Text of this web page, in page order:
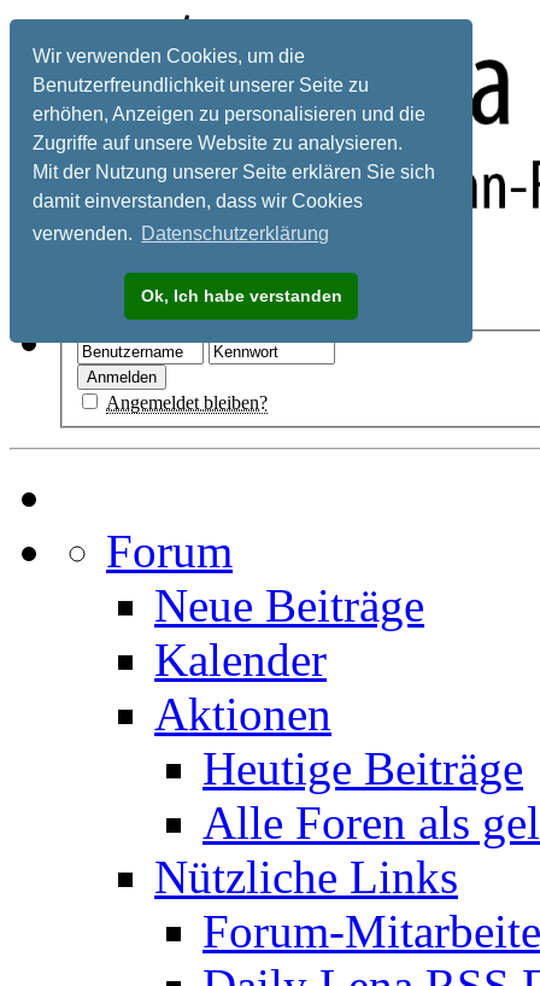
Wir verwenden Cookies, um die
Benutzerfreundlichkeit unserer Seite zu
erhöhen, Anzeigen zu personalisieren und die
Zugriffe auf unsere Website zu analysieren.
Mit der Nutzung unserer Seite erklären Sie sich
damit einverstanden, dass wir Cookies
verwenden. Datenschutzerklärung
Ok, Ich habe verstanden
Registrieren
Angemeldet bleiben?
Forum
Neue Beiträge
Kalender
Aktionen
Heutige Beiträge
Alle Foren als
Nützliche Links
Forum-